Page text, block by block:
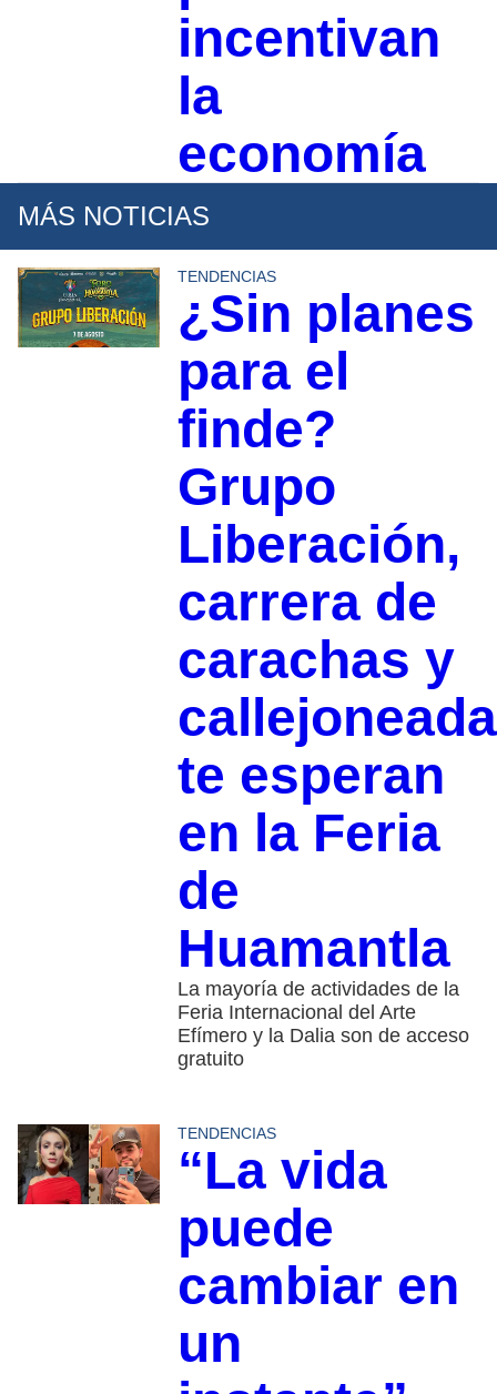
incentivan
la
economía
MÁS NOTICIAS
TENDENCIAS
¿Sin planes
para el
finde?
Grupo
Liberación,
carrera de
carachas y
callejoneada
te esperan
en la Feria
de
Huamantla
La mayoría de actividades de la
Feria Internacional del Arte
Efímero y la Dalia son de acceso
gratuito
TENDENCIAS
“La vida
puede
cambiar en
un